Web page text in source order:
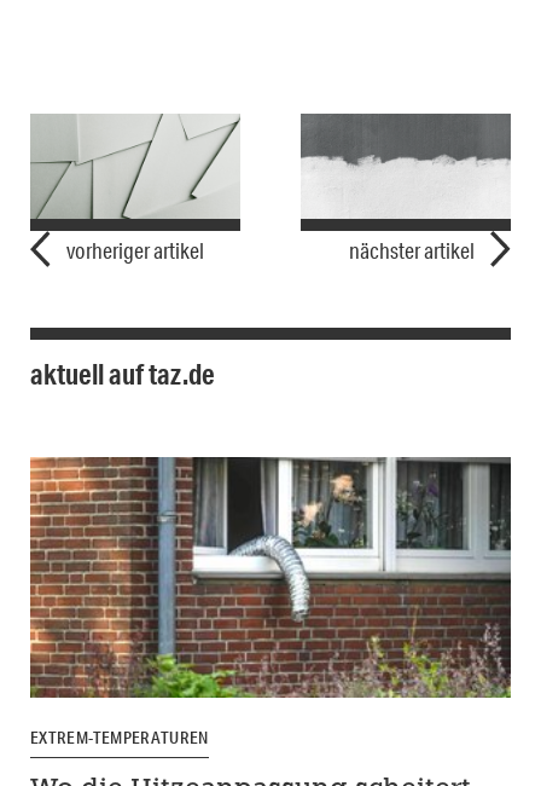
vorheriger artikel nächster artikel
aktuell auf taz.de
EXTREM-TEMPERATUREN